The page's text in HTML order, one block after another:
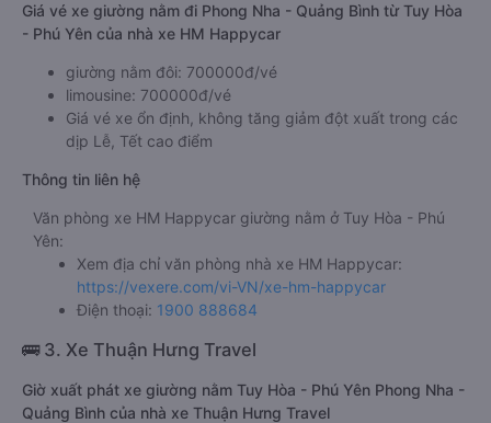
Giá vé xe giường nằm đi Phong Nha - Quảng Bình từ Tuy Hòa
- Phú Yên của nhà xe HM Happycar
giường nằm đôi: 700000đ/vé
limousine: 700000đ/vé
Giá vé xe ổn định, không tăng giảm đột xuất trong các
dịp Lễ, Tết cao điểm
Thông tin liên hệ
Văn phòng xe HM Happycar giường nằm ở Tuy Hòa - Phú
Yên:
Xem địa chỉ văn phòng nhà xe HM Happycar:
https://vexere.com/vi-VN/xe-hm-happycar
Điện thoại: 1900 888684
🚌 3. Xe Thuận Hưng Travel
Giờ xuất phát xe giường nằm Tuy Hòa - Phú Yên Phong Nha -
Quảng Bình của nhà xe Thuận Hưng Travel